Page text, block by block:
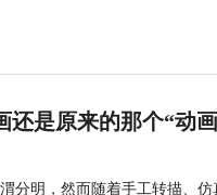
还是原来的那个“动
分明，然而随着手工转描、